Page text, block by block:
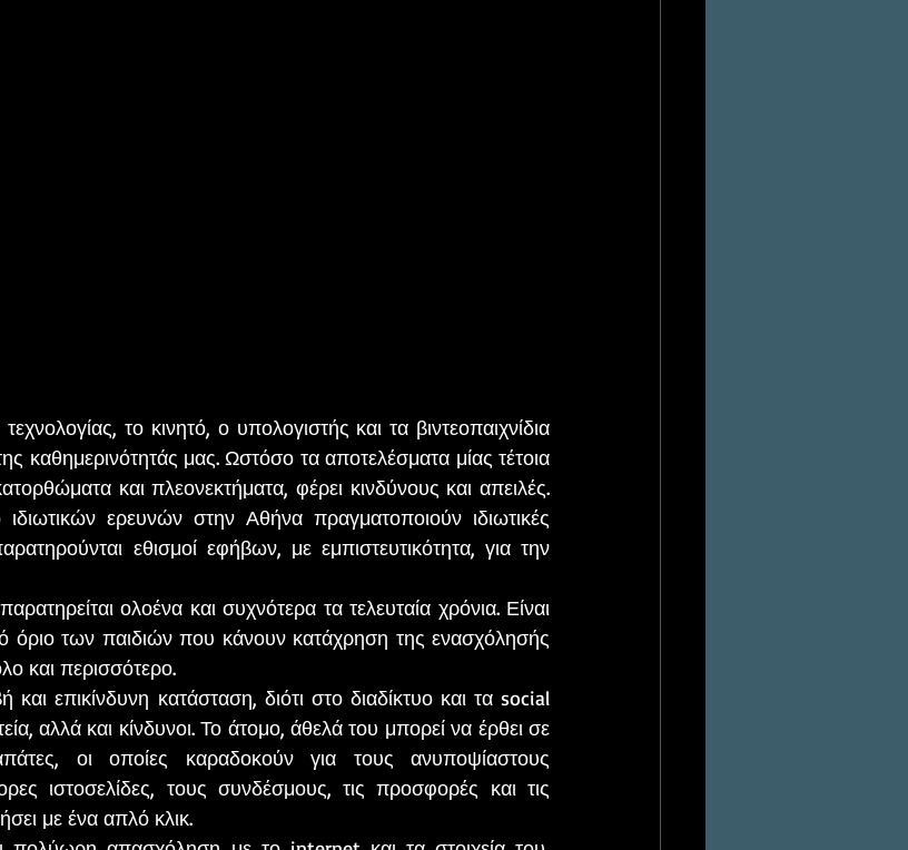
καθημερινότητάς μας. Ωστόσο τα αποτελέσματα μίας τέτοια
και πλεονεκτήματα, φέρει κινδύνους και απειλές.
ερευνών στην Αθήνα πραγματοποιούν ιδιωτικές
εθισμοί εφήβων, με εμπιστευτικότητα, για την
όριο των παιδιών που κάνουν κατάχρηση της ενασχόλησής
και περισσότερο.
αλλά και κίνδυνοι. Το άτομο, άθελά του μπορεί να έρθει σε
οι οποίες καραδοκούν για τους ανυποψίαστους
ιστοσελίδες, τους συνδέσμους, τις προσφορές και τις
με ένα απλό κλικ.